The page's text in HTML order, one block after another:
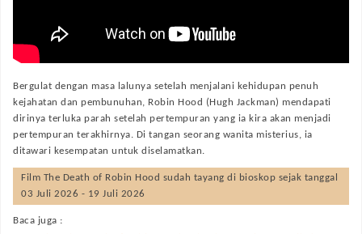
Bergulat dengan masa lalunya setelah menjalani kehidupan penuh
kejahatan dan pembunuhan, Robin Hood (Hugh Jackman) mendapati
dirinya terluka parah setelah pertempuran yang ia kira akan menjadi
pertempuran terakhirnya. Di tangan seorang wanita misterius, ia
ditawari kesempatan untuk diselamatkan.
Film The Death of Robin Hood sudah tayang di bioskop sejak tanggal
03 Juli 2026 - 19 Juli 2026
Baca juga :